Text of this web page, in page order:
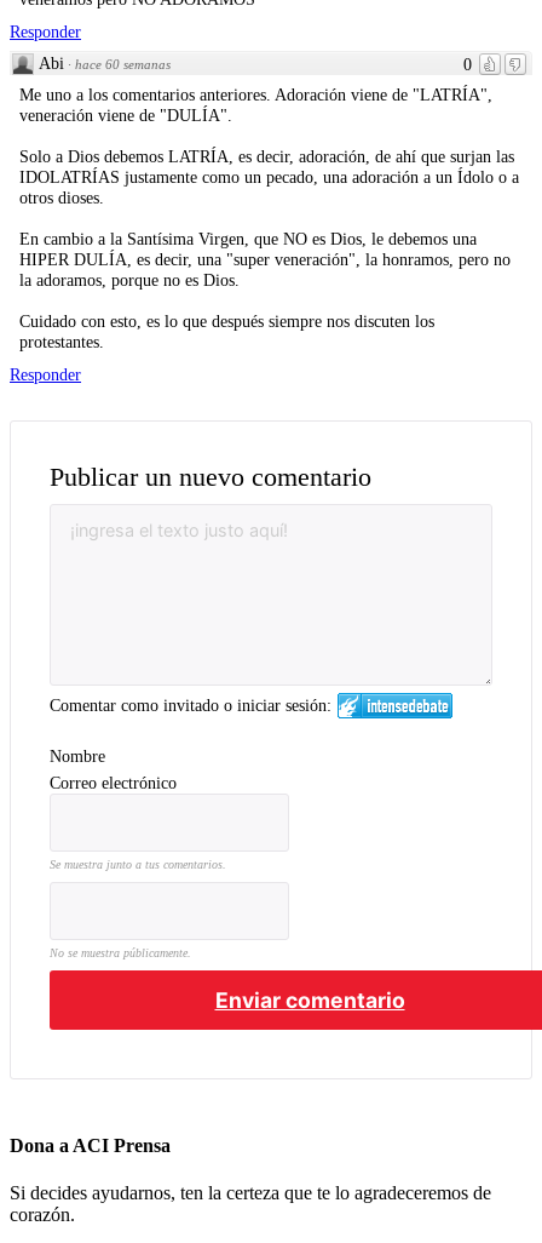
Responder
0
Abi · hace 60 semanas
Me uno a los comentarios anteriores. Adoración viene de "LATRÍA",
veneración viene de "DULÍA".
Solo a Dios debemos LATRÍA, es decir, adoración, de ahí que surjan las
IDOLATRÍAS justamente como un pecado, una adoración a un Ídolo o a
otros dioses.
En cambio a la Santísima Virgen, que NO es Dios, le debemos una
HIPER DULÍA, es decir, una "super veneración", la honramos, pero no
la adoramos, porque no es Dios.
Cuidado con esto, es lo que después siempre nos discuten los
protestantes.
Responder
Publicar un nuevo comentario
Comentar como invitado o iniciar sesión:
Nombre
Correo electrónico
Se muestra junto a tus comentarios.
No se muestra públicamente.
Enviar comentario
Dona a ACI Prensa
Si decides ayudarnos, ten la certeza que te lo agradeceremos de
corazón.